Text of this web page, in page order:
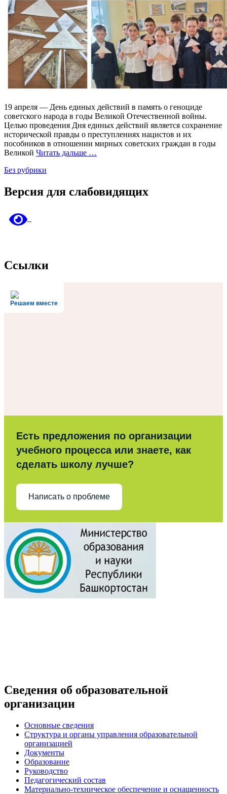
19 апреля — День единых действий в память о геноциде
советского народа в годы Великой Отечественной войны.
Целью проведения Дня единых действий является сохранение
исторической правды о преступлениях нацистов и их
пособников в отношении мирных советских граждан в годы
Великой Читать дальше …
Без рубрики
Версия для слабовидящих
Ссылки
Решаем вместе
Есть предложения по организации
учебного процесса или знаете, как
сделать школу лучше?
Написать о проблеме
Сведения об образовательной
организации
Основные сведения
Структура и органы управления образовательной
организацией
Документы
Образование
Руководство
Педагогический состав
Материально-техническое обеспечение и оснащенность